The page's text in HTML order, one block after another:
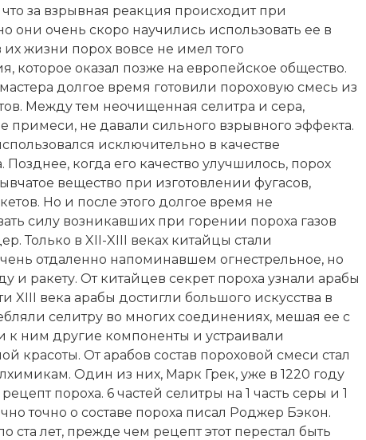
за взрывная реакция происходит при
они очень скоро научились использовать ее в
жизни порох вовсе не имел того
которое оказал позже на европейское общество.
долгое время готовили пороховую смесь из
Между тем неочищенная селитра и сера,
примеси, не давали сильного взрывного эффекта.
исключительно в качестве
Позднее, когда его качество улучшилось, порох
вещество при изготовлении фугасов,
Но и после этого долгое время не
силу возникавших при горении пороха газов
Только в XII-XIII веках китайцы стали
отдаленно напоминавшем огнестрельное, но
и ракету. От китайцев секрет пороха узнали арабы
XIII века арабы достигли большого искусства в
селитру во многих соединениях, мешая ее с
к ним другие компоненты и устраивали
красоты. От арабов состав пороховой смеси стал
Один из них, Марк Грек, уже в 1220 году
пороха. 6 частей селитры на 1 часть серы и 1
точно о составе пороха писал Роджер Бэкон.
лет, прежде чем рецепт этот перестал быть